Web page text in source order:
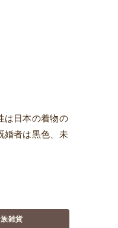
は日本の着物の
婚者は黒色、未
雑貨